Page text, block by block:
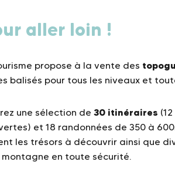
aller loin !
propose à la vente des
balisés pour tous les niveaux et
une sélection de 30 itinéraires
et 18 randonnées de 350 à
les trésors à découvrir ainsi que
en toute sécurité.